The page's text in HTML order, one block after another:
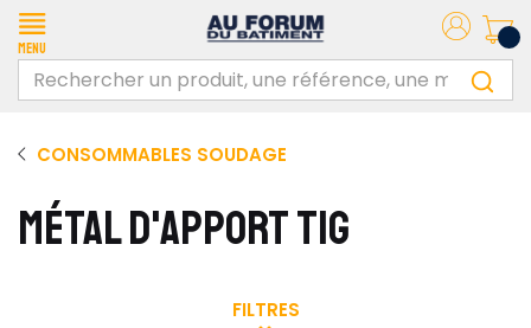
Menu
CONSOMMABLES SOUDAGE
MÉTAL D'APPORT TIG
FILTRES